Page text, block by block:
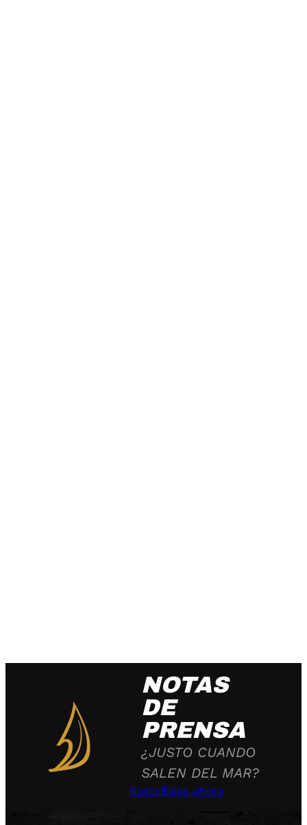
NOTAS
DE
PRENSA
¿JUSTO CUANDO
SALEN DEL MAR?
Suscríbase ahora